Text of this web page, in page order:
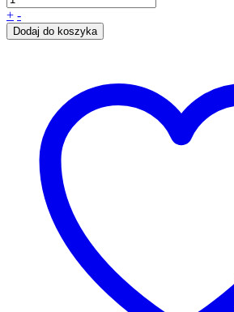
+ -
Dodaj do koszyka